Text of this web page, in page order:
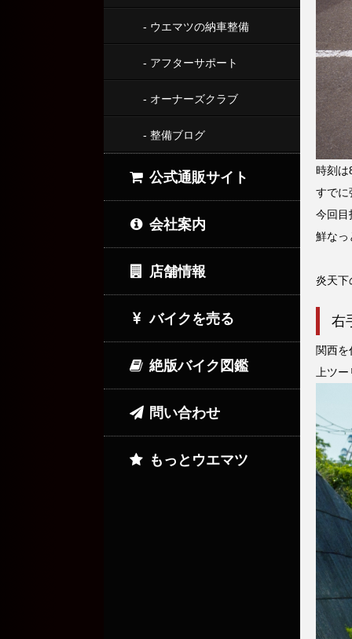
時刻は
すでに
今回目
鮮なっ
炎天下
右
関西を
上ツ
- ウエマツの納車整備
- アフターサポート
- オーナーズクラブ
- 整備ブログ
公式通販サイト
会社案内
店舗情報
バイクを売る
絶版バイク図鑑
問い合わせ
もっとウエマツ